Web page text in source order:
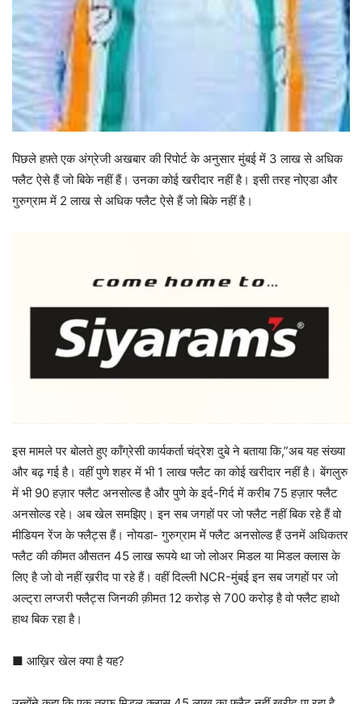
पिछले हफ़्ते एक अंग्रेजी अखबार की रिपोर्ट के अनुसार मुंबई में 3 लाख से अधिक
फ्लैट ऐसे हैं जो बिके नहीं हैं। उनका कोई खरीदार नहीं है। इसी तरह नोएडा और
गुरुग्राम में 2 लाख से अधिक फ्लैट ऐसे हैं जो बिके नहीं है।
इस मामले पर बोलते हुए कॉंग्रेसी कार्यकर्ता चंद्रेश दुबे ने बताया कि,”अब यह संख्या
और बढ़ गई है। वहीं पुणे शहर में भी 1 लाख फ्लैट का कोई खरीदार नहीं है। बेंगलुरु
में भी 90 हज़ार फ्लैट अनसोल्ड है और पुणे के इर्द-गिर्द में करीब 75 हज़ार फ्लैट
अनसोल्ड रहे। अब खेल समझिए। इन सब जगहों पर जो फ्लैट नहीं बिक रहे हैं वो
मीडियन रेंज के फ्लैट्स हैं। नोयडा- गुरुग्राम में फ्लैट अनसोल्ड हैं उनमें अधिकतर
फ्लैट की कीमत औसतन 45 लाख रूपये था जो लोअर मिडल या मिडल क्लास के
लिए है जो वो नहीं ख़रीद पा रहे हैं। वहीं दिल्ली NCR-मुंबई इन सब जगहों पर जो
अल्ट्रा लग्जरी फ्लैट्स जिनकी क़ीमत 12 करोड़ से 700 करोड़ है वो फ्लैट हाथो
हाथ बिक रहा है।
■ आख़िर खेल क्या है यह?